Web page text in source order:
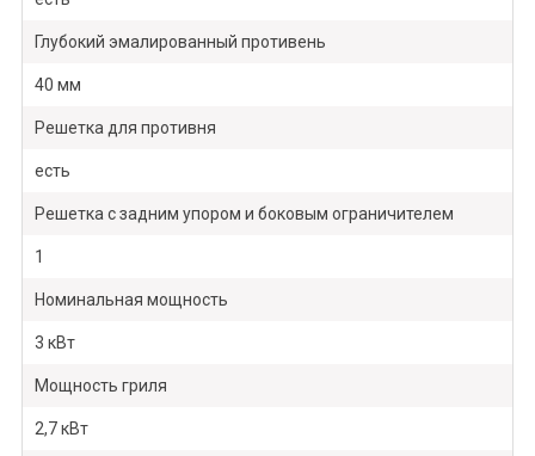
Глубокий эмалированный противень
40 мм
Решетка для противня
есть
Решетка с задним упором и боковым ограничителем
1
Номинальная мощность
3 кВт
Мощность гриля
2,7 кВт